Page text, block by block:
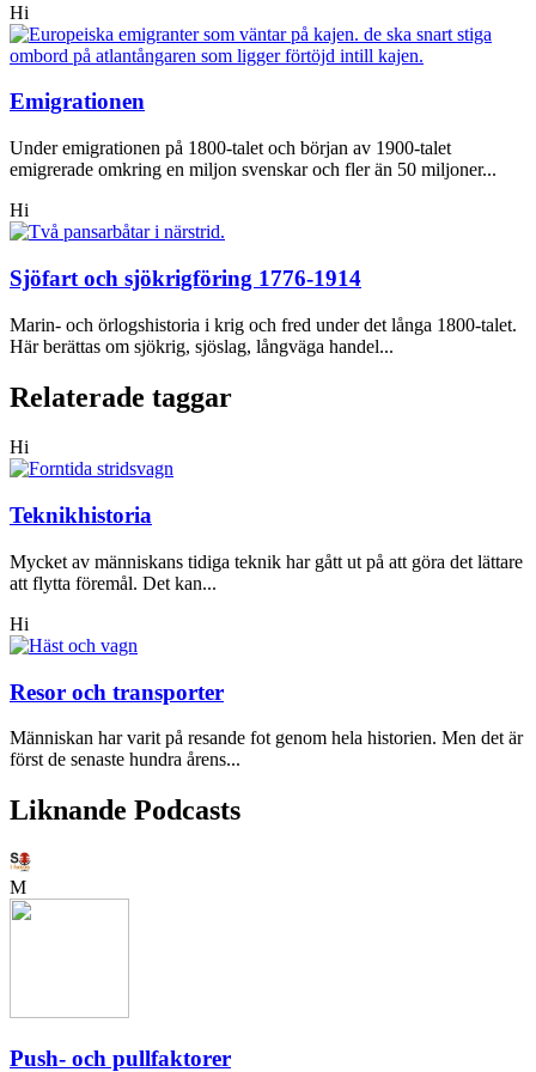
Hi
Emigrationen
Under emigrationen på 1800-talet och början av 1900-talet
emigrerade omkring en miljon svenskar och fler än 50 miljoner...
Hi
Sjöfart och sjökrigföring 1776-1914
Marin- och örlogshistoria i krig och fred under det långa 1800-talet.
Här berättas om sjökrig, sjöslag, långväga handel...
Relaterade taggar
Hi
Teknikhistoria
Mycket av människans tidiga teknik har gått ut på att göra det lättare
att flytta föremål. Det kan...
Hi
Resor och transporter
Människan har varit på resande fot genom hela historien. Men det är
först de senaste hundra årens...
Liknande Podcasts
M
Push- och pullfaktorer